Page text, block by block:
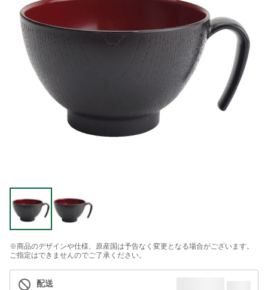
※商品のデザインや仕様、原産国は予告なく変更となる場合がございます。
ご指定はできませんのでご了承ください。
配送